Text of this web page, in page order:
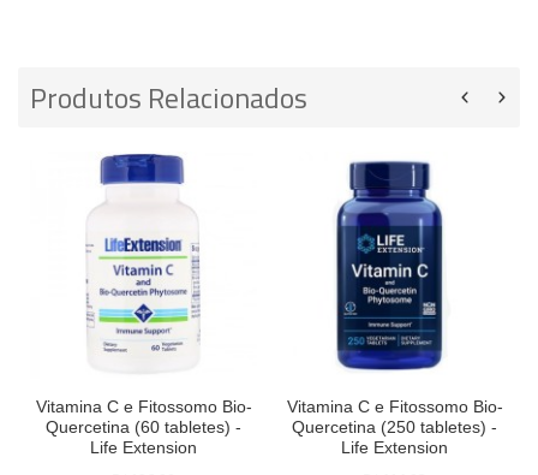
Produtos Relacionados
Vitamina C e Fitossomo Bio-
Quercetina (60 tabletes) -
Life Extension
Vitamina C e Fitossomo Bio-
Quercetina (250 tabletes) -
Life Extension